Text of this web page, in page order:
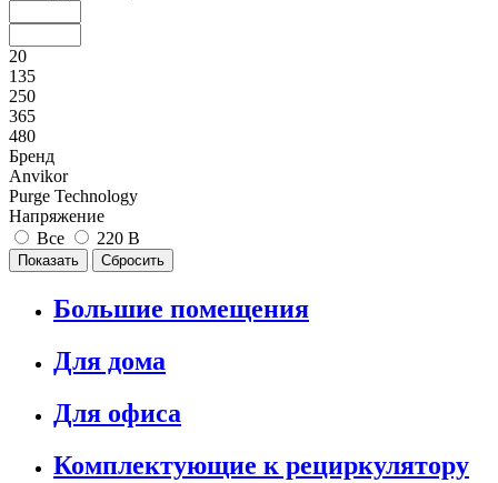
20
135
250
365
480
Бренд
Anvikor
Purge Technology
Напряжение
Все
220 В
Большие помещения
Для дома
Для офиса
Комплектующие к рециркулятору